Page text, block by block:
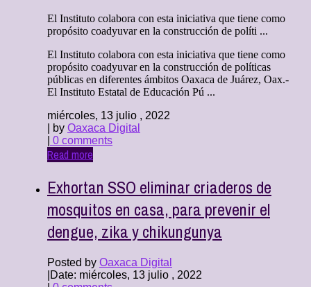
El Instituto colabora con esta iniciativa que tiene como
propósito coadyuvar en la construcción de políti ...
El Instituto colabora con esta iniciativa que tiene como
propósito coadyuvar en la construcción de políticas
públicas en diferentes ámbitos Oaxaca de Juárez, Oax.-
El Instituto Estatal de Educación Pú ...
miércoles, 13 julio , 2022
| by Oaxaca Digital
0 comments
Read more
Exhortan SSO eliminar criaderos de
mosquitos en casa, para prevenir el
dengue, zika y chikungunya
Posted by Oaxaca Digital
Date: miércoles, 13 julio , 2022